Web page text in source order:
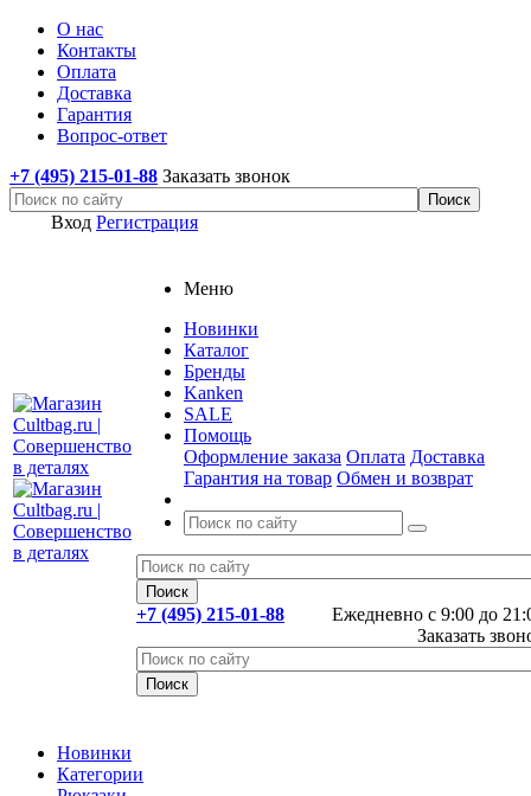
О нас
Контакты
Оплата
Доставка
Гарантия
Вопрос-ответ
+7 (495) 215-01-88 Заказать звонок
Вход Регистрация
Меню
Новинки
Каталог
Бренды
Kanken
SALE
Помощь
Оформление заказа Оплата Доставка
Гарантия на товар Обмен и возврат
Ежедневно с 9:00 до
+7 (495) 215-01-88
Заказать
Новинки
Категории